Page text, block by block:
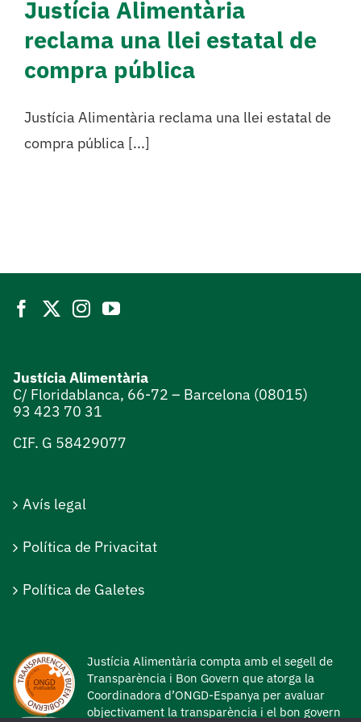
Justícia Alimentària
reclama una llei estatal de
compra pública
Justícia Alimentària reclama una llei estatal de
compra pública [...]
Justícia Alimentària
C/ Floridablanca, 66-72 – Barcelona (08015)
93 423 70 31
CIF. G 58429077
Avís legal
Política de Privacitat
Política de Galetes
Justícia Alimentària compta amb el segell de
Transparència i Bon Govern que atorga la
Coordinadora d’ONGD-Espanya per avaluar
objectivament la transparència i el bon govern